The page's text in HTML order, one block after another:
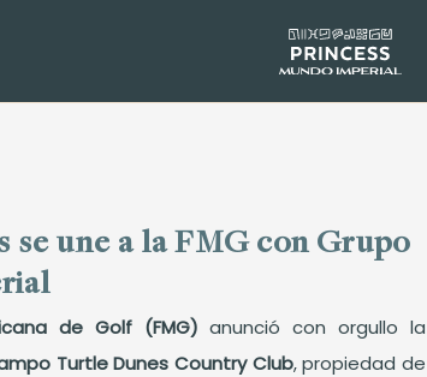
se une a la FMG con Grupo
de Golf (FMG)anunció con orgullo la
Turtle Dunes Country Club, propiedad de